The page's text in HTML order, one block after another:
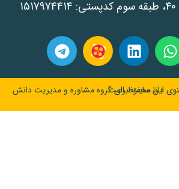
تمامی حقوق مادی و معنوی این سایت برای گروه مشاوره و مدیریت دانش دانا محفوظ است.